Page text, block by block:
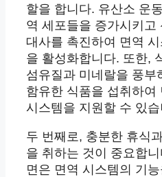
할을 합니다. 유산소 운
역 세포들을 증가시키고
대사를 촉진하여 면역 시
을 활성화합니다. 또한,
섬유질과 미네랄을 풍부
함유한 식품을 섭취하여
시스템을 지원할 수 있
두 번째로, 충분한 휴식
을 취하는 것이 중요합
면은 면역 시스템의 기능